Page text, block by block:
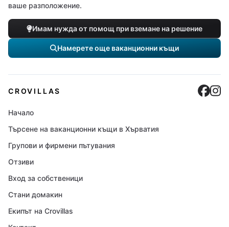
ваше разположение.
Имам нужда от помощ при вземане на решение
Намерете още ваканционни къщи
CROVILLAS
Начало
Търсене на ваканционни къщи в Хърватия
Групови и фирмени пътувания
Отзиви
Вход за собственици
Стани домакин
Екипът на Crovillas